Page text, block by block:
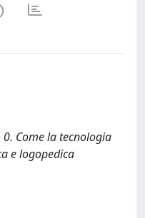
Come la tecnologia
e logopedica